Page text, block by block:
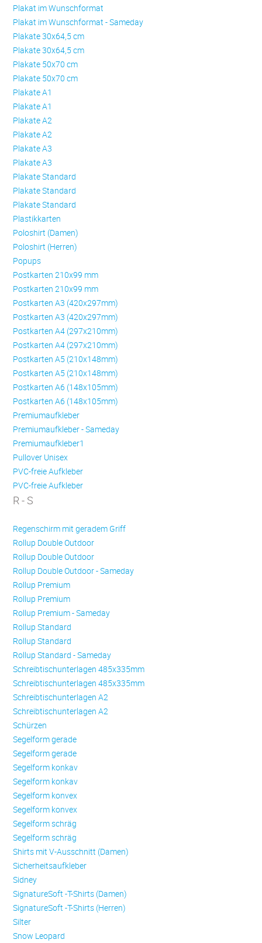
Plakat im Wunschformat
Plakat im Wunschformat - Sameday
Plakate 30x64,5 cm
Plakate 30x64,5 cm
Plakate 50x70 cm
Plakate 50x70 cm
Plakate A1
Plakate A1
Plakate A2
Plakate A2
Plakate A3
Plakate A3
Plakate Standard
Plakate Standard
Plakate Standard
Plastikkarten
Poloshirt (Damen)
Poloshirt (Herren)
Popups
Postkarten 210x99 mm
Postkarten 210x99 mm
Postkarten A3 (420x297mm)
Postkarten A3 (420x297mm)
Postkarten A4 (297x210mm)
Postkarten A4 (297x210mm)
Postkarten A5 (210x148mm)
Postkarten A5 (210x148mm)
Postkarten A6 (148x105mm)
Postkarten A6 (148x105mm)
Premiumaufkleber
Premiumaufkleber - Sameday
Premiumaufkleber1
Pullover Unisex
PVC-freie Aufkleber
PVC-freie Aufkleber
R - S
Regenschirm mit geradem Griff
Rollup Double Outdoor
Rollup Double Outdoor
Rollup Double Outdoor - Sameday
Rollup Premium
Rollup Premium
Rollup Premium - Sameday
Rollup Standard
Rollup Standard
Rollup Standard - Sameday
Schreibtischunterlagen 485x335mm
Schreibtischunterlagen 485x335mm
Schreibtischunterlagen A2
Schreibtischunterlagen A2
Schürzen
Se­gel­form ge­ra­de
Se­gel­form ge­ra­de
Se­gel­form konkav
Se­gel­form konkav
Se­gel­form konvex
Se­gel­form konvex
Se­gel­form schräg
Se­gel­form schräg
Shirts mit V-Ausschnitt (Damen)
Sicherheitsaufkleber
Sidney
SignatureSoft -T-Shirts (Damen)
SignatureSoft -T-Shirts (Herren)
Silter
Snow Leopard